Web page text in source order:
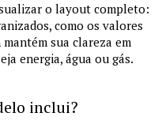
o layout completo:
como os valores
sua clareza em
energia, água ou gás.
inclui?